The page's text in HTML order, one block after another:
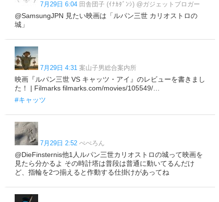
7月29日 6:04 田舎団子 (ｲﾅｶﾀﾞﾝｼ) @ガジェットブロガー
@SamsungJPN 見たい映画は「ルパン三世 カリオストロの
城」
7月29日 4:31 案山子男総合案内所
映画『ルパン三世 VS キャッツ・アイ』のレビューを書きまし
た！ | Filmarks filmarks.com/movies/105549/…
#キャッツ
7月29日 2:52 ぺぺろん
@DieFinsternis他1人ルパン三世カリオストロの城って映画を
見たら分かるよ その時計塔は普段は普通に動いてるんだけ
ど、指輪を2つ揃えると作動する仕掛けがあってね